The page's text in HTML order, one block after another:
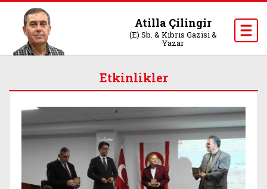
Atilla Çilingir
(E) Sb. & Kıbrıs Gazisi &
Yazar
Etkinlikler